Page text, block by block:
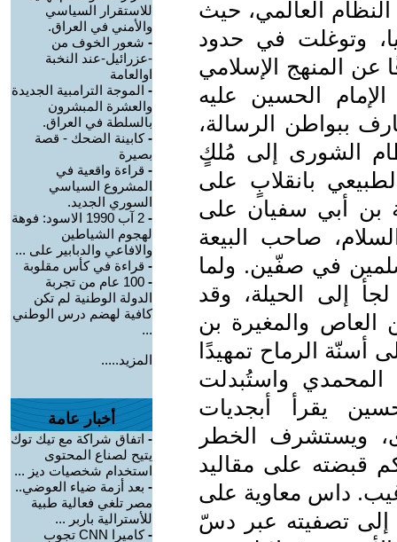
العالمي، حيث
وتوغلت في حدود
عن المنهج الإسلامي
الحسين عليه
ببواطن الرسالة،
الشورى إلى مُلكٍ
بانقلابٍ على
بن أبي سفيان على
صاحب البيعة
في صفّين. ولما
إلى الحيلة، وقد
العاص والمغيرة بن
الرماح تمهيدًا
واستُبدلت
يقرأ أبجديات
ويستشرف الخطر
قبضته على مقاليد
داس معاوية على
إلى تصفيته عبر دسّ
للاستقرار السياسي
والأمني في العراق.
- شعور الخوف من
-عزرائيل-عند النخبة
اوالعامة
- الموجة الترامبية الجديدة
والعشرة المبشرون
بالسلطة في العراق.
-كابينة الضحك - قصة
بصيرة
- قراءة واقعية في
المشروع السياسي
السوري الجديد.
-
2 آب 1990 الاسود: فوهة
لهجوم الشياطين
والافاعي والدبابير على ...
- قراءة في كأس مقلوبة
-
100 عام من تجربة
الدولة الوطنية لم تكن
كافية لهضم درس الوطني
...
المزيد.....
أخبار عامة
- اتفاق شراكة مع تيك توك
يتيح لصناع المحتوى
استخدام شخصيات ديز ...
- بعد أزمة ضياء العوضي..
مصر تلغي فعالية طبية
للأسترالية باربر ...
-
كاميرا CNN تجوب